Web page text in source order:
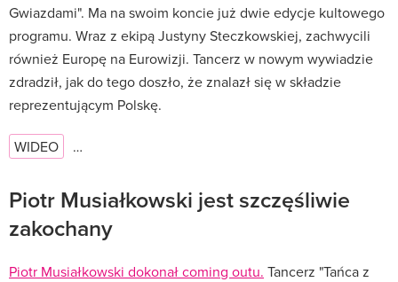
Gwiazdami". Ma na swoim koncie już dwie edycje kultowego
programu. Wraz z ekipą Justyny Steczkowskiej, zachwycili
również Europę na Eurowizji. Tancerz w nowym wywiadzie
zdradził, jak do tego doszło, że znalazł się w składzie
reprezentującym Polskę.
WIDEO …
Piotr Musiałkowski jest szczęśliwie
zakochany
Piotr Musiałkowski dokonał coming outu. Tancerz "Tańca z